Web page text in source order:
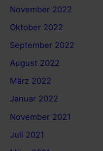
November 2022
Oktober 2022
September 2022
August 2022
März 2022
Januar 2022
November 2021
Juli 2021